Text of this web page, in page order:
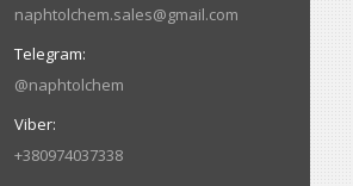
naphtolchem.sales@gmail.com
@naphtolchem
+380974037338